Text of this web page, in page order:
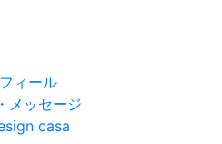
ィール
メッセージ
casa